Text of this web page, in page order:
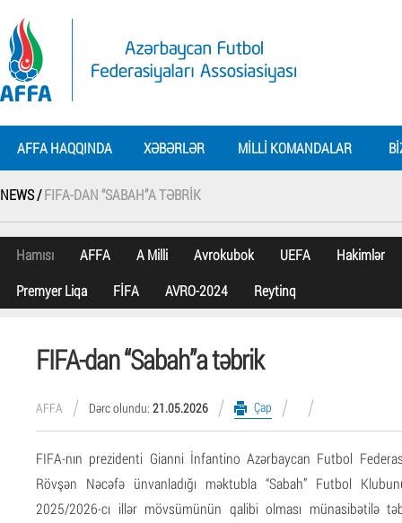
AFFA HAQQINDA XƏBƏRLƏR MILLI KOMANDALAR
NEWS /FIFA-DAN “SABAH”A TƏBRIK
Hamısı AFFA A Milli Avrokubok UEFA
Hakimlər
Premyer Liqa
FİFA AVRO-2024 Reytinq
FIFA-dan “Sabah”a təbrik
AFFA Dərc olundu: 21.05.2026 Çap
FIFA-nın prezidenti Gianni İnfantino Azərbaycan Futbol
Rövşən Nəcəfə ünvanladığı məktubla “Sabah” Futbol
2025/2026-cı illər mövsümünün qalibi olması münasibətilə